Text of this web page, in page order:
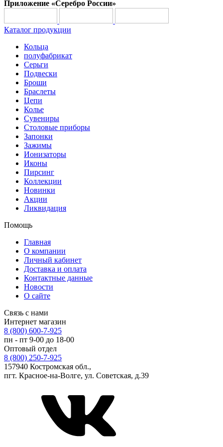
Приложение «Серебро России»
Каталог продукции
Кольца
полуфабрикат
Серьги
Подвески
Броши
Браслеты
Цепи
Колье
Сувениры
Столовые приборы
Запонки
Зажимы
Ионизаторы
Иконы
Пирсинг
Коллекции
Новинки
Акции
Ликвидация
Помощь
Главная
О компании
Личный кабинет
Доставка и оплата
Контактные данные
Новости
О сайте
Связь с нами
Интернет магазин
8 (800) 600-7-925
пн - пт 9-00 до 18-00
Оптовый отдел
8 (800) 250-7-925
157940 Костромская обл.,
пгт. Красное-на-Волге, ул. Советская, д.39